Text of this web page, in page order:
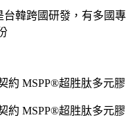
台韓跨國研發，有多國專